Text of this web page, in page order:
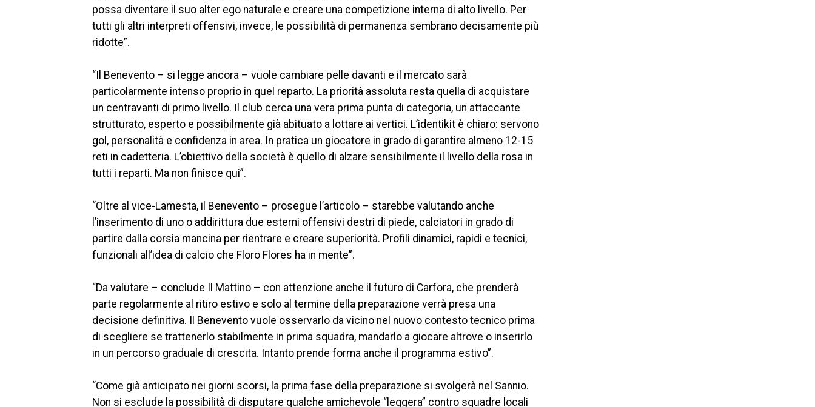
possa diventare il suo alter ego naturale e creare una competizione interna di alto livello. Per
tutti gli altri interpreti offensivi, invece, le possibilità di permanenza sembrano decisamente più
ridotte”.
“Il Benevento – si legge ancora – vuole cambiare pelle davanti e il mercato sarà
particolarmente intenso proprio in quel reparto. La priorità assoluta resta quella di acquistare
un centravanti di primo livello. Il club cerca una vera prima punta di categoria, un attaccante
strutturato, esperto e possibilmente già abituato a lottare ai vertici. L’identikit è chiaro: servono
gol, personalità e confidenza in area. In pratica un giocatore in grado di garantire almeno 12-15
reti in cadetteria. L’obiettivo della società è quello di alzare sensibilmente il livello della rosa in
tutti i reparti. Ma non finisce qui”.
“Oltre al vice-Lamesta, il Benevento – prosegue l’articolo – starebbe valutando anche
l’inserimento di uno o addirittura due esterni offensivi destri di piede, calciatori in grado di
partire dalla corsia mancina per rientrare e creare superiorità. Profili dinamici, rapidi e tecnici,
funzionali all’idea di calcio che Floro Flores ha in mente”.
“Da valutare – conclude Il Mattino – con attenzione anche il futuro di Carfora, che prenderà
parte regolarmente al ritiro estivo e solo al termine della preparazione verrà presa una
decisione definitiva. Il Benevento vuole osservarlo da vicino nel nuovo contesto tecnico prima
di scegliere se trattenerlo stabilmente in prima squadra, mandarlo a giocare altrove o inserirlo
in un percorso graduale di crescita. Intanto prende forma anche il programma estivo”.
“Come già anticipato nei giorni scorsi, la prima fase della preparazione si svolgerà nel Sannio.
Non si esclude la possibilità di disputare qualche amichevole “leggera” contro squadre locali